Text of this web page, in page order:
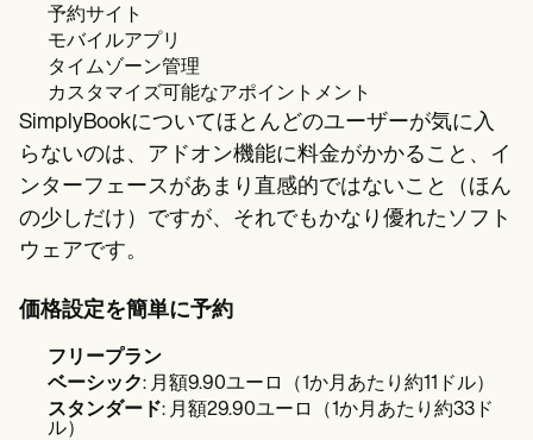
予約サイト
モバイルアプリ
タイムゾーン管理
カスタマイズ可能なアポイントメント
SimplyBookについてほとんどのユーザーが気に入
らないのは、アドオン機能に料金がかかること、イ
ンターフェースがあまり直感的ではないこと（ほん
の少しだけ）ですが、それでもかなり優れたソフト
ウェアです。
価格設定を簡単に予約
フリープラン
ベーシック: 月額9.90ユーロ（1か月あたり約11ドル）
スタンダード: 月額29.90ユーロ（1か月あたり約33ド
ル）